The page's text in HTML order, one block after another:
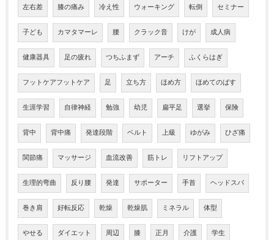
左右差 膝の痛み 冷え性 ウォーキング 転倒 セミナー
子ども カマタマーレ 腰 クラック音 けが 成人病
健康器具 足の疲れ つちふまず アーチ ふくらはぎ
フットケアフットケア 足 立ち方 ほめ方 ほめてのばす
生涯学習 自律神経 勉強 幼児 扁平足 選挙 保険
背中 背中痛 発達段階 ベルト 上級 ゆがみ ひざ痛
関節痛 マッサージ 血流改善 筋トレ リフトアップ
生理的弯曲 反り腰 発達 サポーター 手首 ヘッドスパ
巻き肩 好転反応 乾燥 乾燥肌 ミネラル 体型
やせる ダイエット 周辺 膝 正月 介護 学生